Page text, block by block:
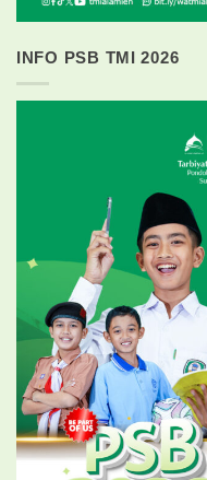
INFO PSB TMI 2026